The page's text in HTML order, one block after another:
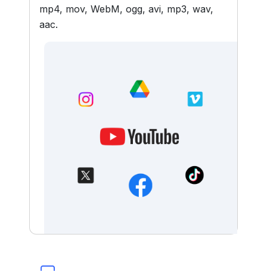
mp4, mov, WebM, ogg, avi, mp3, wav,
aac.